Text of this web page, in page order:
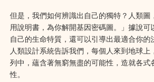
但是，我們如何辨識出自己的獨特？人類圖
用說明書，為你解開基因密碼圖。」據說可
自己的生命特質，還可以引導出最適合你的
人類設計系統告訴我們，每個人來到地球
列中，蘊含著無窮無盡的可能性，造就各式
性。